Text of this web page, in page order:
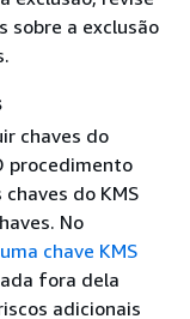
sobre a exclusão
chaves do
procedimento
do KMS
No
chave KMS
fora dela
adicionais